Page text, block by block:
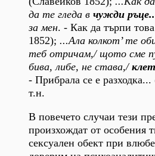
да те гледа в чужди
за мен. - Как да търпи
1852); ...Ала колкот’ те
теб отричам,/ щото сме
бива, либе, не става,/
- Прибрала се е
т.н.
В повечето случаи тези
произхождат от особения
сексуален обект при